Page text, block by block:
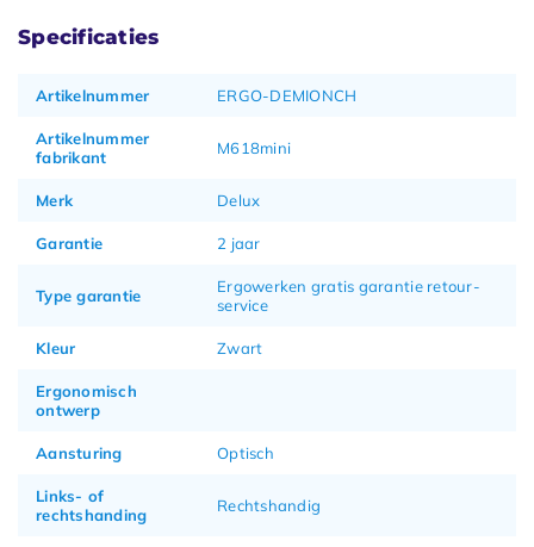
Specificaties
Artikelnummer ERGO-DEMIONCH
Artikelnummer
fabrikant
M618mini
Merk Delux
Garantie 2 jaar
Type garantie
Ergowerken gratis garantie retour-
service
Kleur Zwart
Ergonomisch
ontwerp
Aansturing Optisch
Links- of
rechtshanding
Rechtshandig